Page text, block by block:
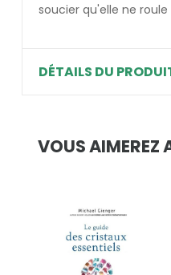
soucier qu'elle ne
DÉTAILS DU
VOUS AIMEREZ